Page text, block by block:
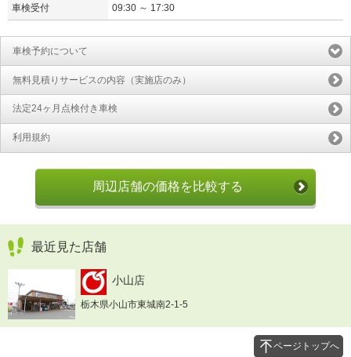
車検受付 09:30 ～ 17:30
車検予約について
無料見積りサービスの内容（実施店のみ）
法定24ヶ月点検付き車検
利用規約
周辺店舗の価格を比較する
最近見た店舗
小山店
栃木県小山市東城南2-1-5
ページトップへ